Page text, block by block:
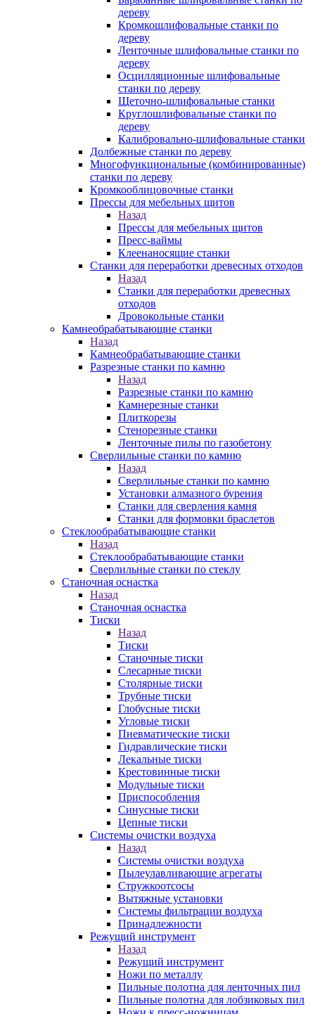
дереву
Кромкошлифовальные станки по
дереву
Ленточные шлифовальные станки по
дереву
Осцилляционные шлифовальные
станки по дереву
Щеточно-шлифовальные станки
Круглошлифовальные станки по
дереву
Калибровально-шлифовальные станки
Долбежные станки по дереву
Многофункциональные (комбинированные)
станки по дереву
Кромкооблицовочные станки
Прессы для мебельных щитов
Назад
Прессы для мебельных щитов
Пресс-ваймы
Клеенаносящие станки
Станки для переработки древесных отходов
Назад
Станки для переработки древесных
отходов
Дровокольные станки
Камнеобрабатывающие станки
Назад
Камнеобрабатывающие станки
Разрезные станки по камню
Назад
Разрезные станки по камню
Камнерезные станки
Плиткорезы
Стенорезные станки
Ленточные пилы по газобетону
Сверлильные станки по камню
Назад
Сверлильные станки по камню
Установки алмазного бурения
Станки для сверления камня
Станки для формовки браслетов
Стеклообрабатывающие станки
Назад
Стеклообрабатывающие станки
Сверлильные станки по стеклу
Станочная оснастка
Назад
Станочная оснастка
Тиски
Назад
Тиски
Станочные тиски
Слесарные тиски
Столярные тиски
Трубные тиски
Глобусные тиски
Угловые тиски
Пневматические тиски
Гидравлические тиски
Лекальные тиски
Крестовинные тиски
Модульные тиски
Приспособления
Синусные тиски
Цепные тиски
Системы очистки воздуха
Назад
Системы очистки воздуха
Пылеулавливающие агрегаты
Стружкоотсосы
Вытяжные установки
Системы фильтрации воздуха
Принадлежности
Режущий инструмент
Назад
Режущий инструмент
Ножи по металлу
Пильные полотна для ленточных пил
Пильные полотна для лобзиковых пил